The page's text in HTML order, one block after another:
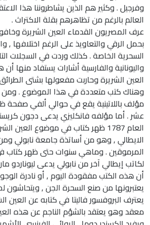
وفرجيل . وكثير هم الذين يشاطروننا هذا
العالم بالرغم من تظاهرهم بقلة الاكتراث .
عرف المصريون القدماء العين الشريرة
بحمل الرقي والتعاويذ على الرغم اختلافها ,
السحرية الخاصة . كذلك وردت في السجلات
واليونانية والفارسية أشارات يستفاد
العين الشريرة وحاربت مفعولها بشتى
وهناك كتب متعددة في هذا الموضوع .
مؤلف باللاتينية يقع في حوالي ألفي صفحة
عشر . أما مؤلفه فانكليزي يدعى دجون
العام 1787 ظهر كتاب في موضوع العين
الايطالي , وهو من أساتذة جامعة نابولي
المرموقين . وماهي سنوات حتى ظهر
لكاتب إيطالي آخر من نابولي يدعى ليوناردو
أن هذه الكتب مفقودة اليوم , أو نادرة
يعتبرونها من صنع السحرة الجن , ويتحاشون
يعترف البروفسور فاليتا في كتابه عن العين
معقد وهو يعتقد بالشؤم الناجم عن هذه